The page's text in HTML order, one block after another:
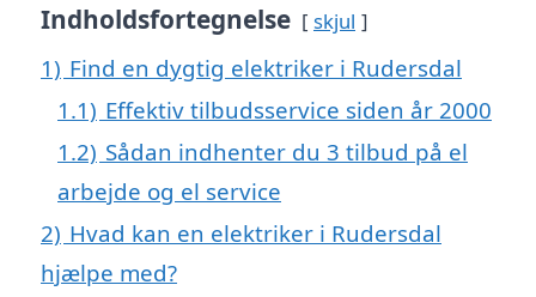
Indholdsfortegnelse skjul
1) Find en dygtig elektriker i Rudersdal
1.1) Effektiv tilbudsservice siden år 2000
1.2) Sådan indhenter du 3 tilbud på el
arbejde og el service
2) Hvad kan en elektriker i Rudersdal
hjælpe med?